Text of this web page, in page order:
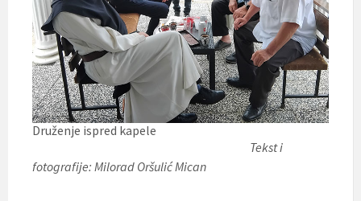
Druženje ispred kapele
Tekst i
fotografije: Milorad Oršulić Mican